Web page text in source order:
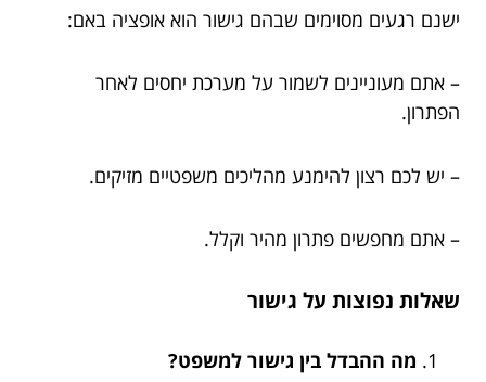
ישנם רגעים מסוימים שבהם גישור הוא אופציה באם:
– אתם מעוניינים לשמור על מערכת יחסים לאחר
הפתרון.
– יש לכם רצון להימנע מהליכים משפטיים מזיקים.
– אתם מחפשים פתרון מהיר וקלל.
שאלות נפוצות על גישור
מה ההבדל בין גישור למשפט?